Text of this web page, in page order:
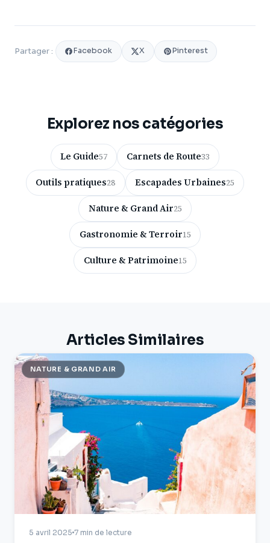
Partager : Facebook X Pinterest
Explorez nos catégories
Le Guide57 Carnets de Route33
Outils pratiques28 Escapades Urbaines25
Nature & Grand Air25
Gastronomie & Terroir15
Culture & Patrimoine15
Articles Similaires
NATURE & GRAND AIR
5 avril 2025 7 min de lecture